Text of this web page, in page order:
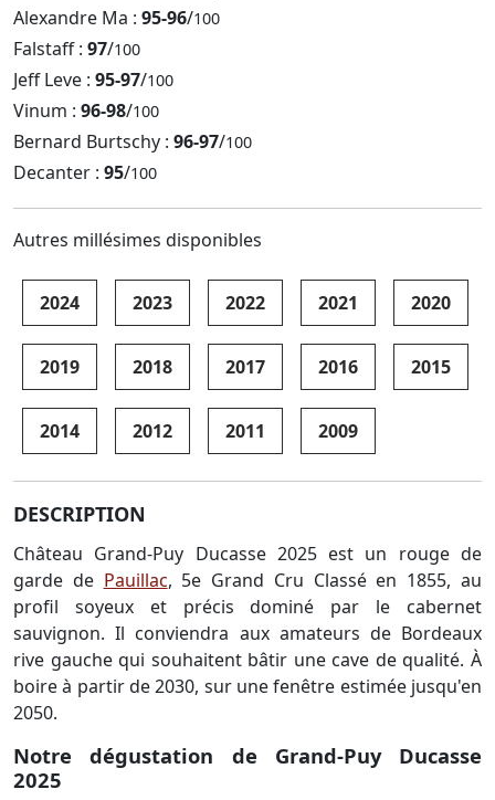
Alexandre Ma : 95-96/100
Falstaff : 97/100
Jeff Leve : 95-97/100
Vinum : 96-98/100
Bernard Burtschy : 96-97/100
Decanter : 95/100
Autres millésimes disponibles
2024 2023 2022 2021 2020
2019 2018 2017 2016 2015
2014 2012 2011 2009
DESCRIPTION
Château Grand-Puy Ducasse 2025 est un rouge de
garde de Pauillac, 5e Grand Cru Classé en 1855, au
profil soyeux et précis dominé par le cabernet
sauvignon. Il conviendra aux amateurs de Bordeaux
rive gauche qui souhaitent bâtir une cave de qualité. À
boire à partir de 2030, sur une fenêtre estimée jusqu'en
2050.
Notre dégustation de Grand-Puy Ducasse
2025